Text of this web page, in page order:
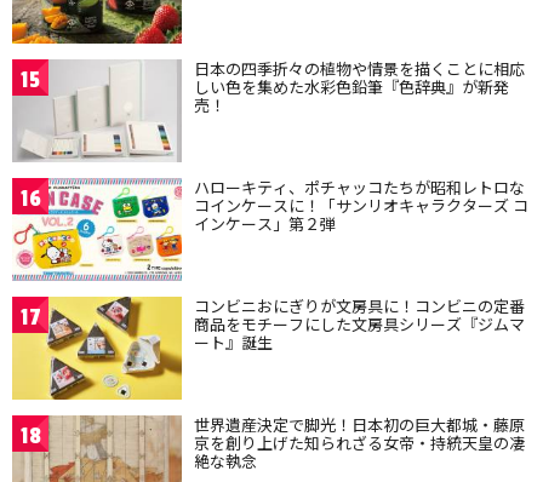
15 日本の四季折々の植物や情景を描くことに相応
しい色を集めた水彩色鉛筆『色辞典』が新発
売！
16 ハローキティ、ポチャッコたちが昭和レトロな
コインケースに！「サンリオキャラクターズ コ
インケース」第２弾
17 コンビニおにぎりが文房具に！コンビニの定番
商品をモチーフにした文房具シリーズ『ジムマ
ート』誕生
18 世界遺産決定で脚光！日本初の巨大都城・藤原
京を創り上げた知られざる女帝・持統天皇の凄
絶な執念